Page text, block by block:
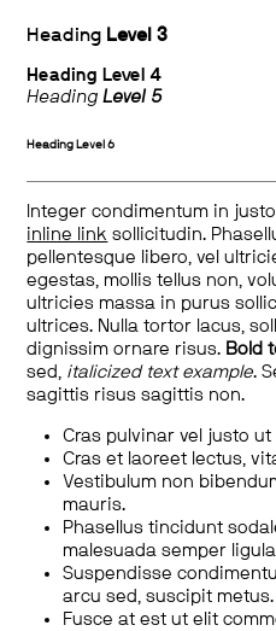
Heading Level 3
Heading Level 4
HeadingLevel 5
Heading Level 6
Integer condimentum in
inline link sollicitudin.
pellentesque libero, vel
egestas, mollis tellus non,
ultricies massa in purus
ultrices. Nulla tortor lacus,
dignissim ornare risus. Bold
sed, italicized text example.
sagittis risus sagittis non.
Cras pulvinar vel justo
Cras et laoreet lectus,
Vestibulum non
mauris.
Phasellus tincidunt
malesuada semper
Suspendisse
arcu sed, suscipit metus.
Fusce at est ut elit